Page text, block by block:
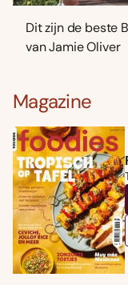
Dit zijn de beste
van Jamie Oliver
Magazine